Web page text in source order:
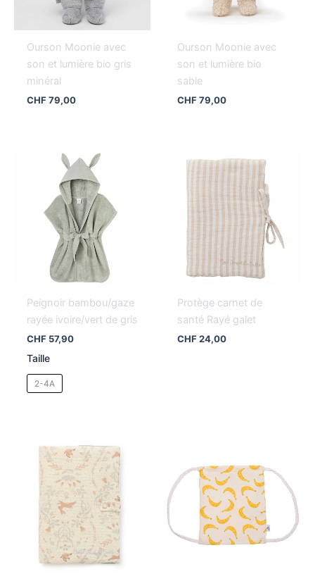
Ourson Moonie avec
son et lumière bio gris
minéral
CHF79,00
Ourson Moonie avec
son et lumière bio
sable
CHF79,00
Peignoir bambou/gaze
rayée ivoire/vert de gris
CHF57,90
Taille
2-4A
Protège carnet de
santé Rayé galet
CHF24,00